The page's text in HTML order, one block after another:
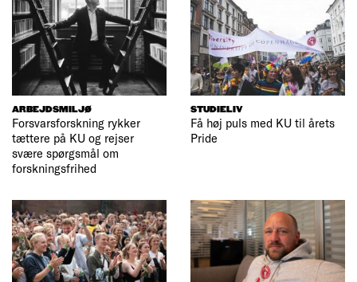
ARBEJDSMILJØ
Forsvarsforskning rykker
tættere på KU og rejser
svære spørgsmål om
forskningsfrihed
STUDIELIV
Få høj puls med KU til årets
Pride